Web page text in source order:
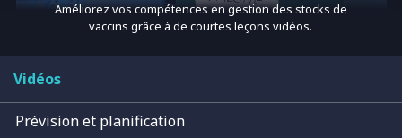
Améliorez vos compétences en gestion des stocks de
vaccins grâce à de courtes leçons vidéos.
Vidéos
Prévision et planification